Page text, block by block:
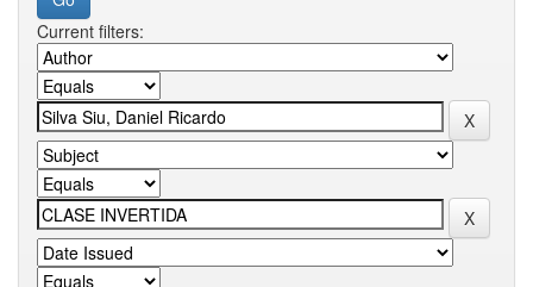
Current filters: